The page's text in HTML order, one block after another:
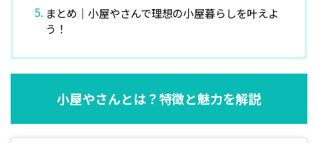
まとめ｜小屋やさんで理想の小屋暮らしを叶えよ
う！
小屋やさんとは？特徴と魅力を解説